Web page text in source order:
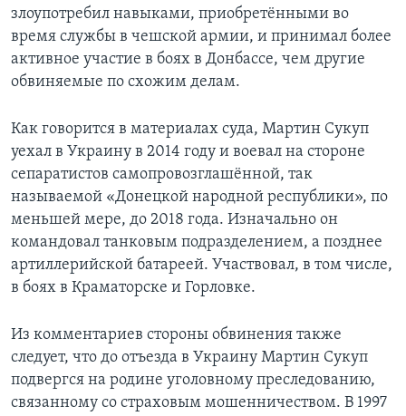
злоупотребил навыками, приобретёнными во
время службы в чешской армии, и принимал более
активное участие в боях в Донбассе, чем другие
обвиняемые по схожим делам.
Как говорится в материалах суда, Мартин Сукуп
уехал в Украину в 2014 году и воевал на стороне
сепаратистов самопровозглашённой, так
называемой «Донецкой народной республики», по
меньшей мере, до 2018 года. Изначально он
командовал танковым подразделением, а позднее
артиллерийской батареей. Участвовал, в том числе,
в боях в Краматорске и Горловке.
Из комментариев стороны обвинения также
следует, что до отъезда в Украину Мартин Сукуп
подвергся на родине уголовному преследованию,
связанному со страховым мошенничеством. В 1997